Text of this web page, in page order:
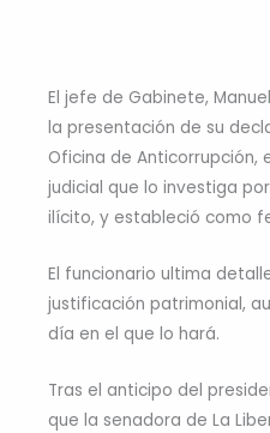
El jefe de Gabinete,
la presentación de su
Oficina de Anticorrupción,
judicial que lo investiga
ilícito, y estableció como
El funcionario ultima
justificación patrimonial,
día en el que lo hará.
Tras el anticipo del
que la senadora de La